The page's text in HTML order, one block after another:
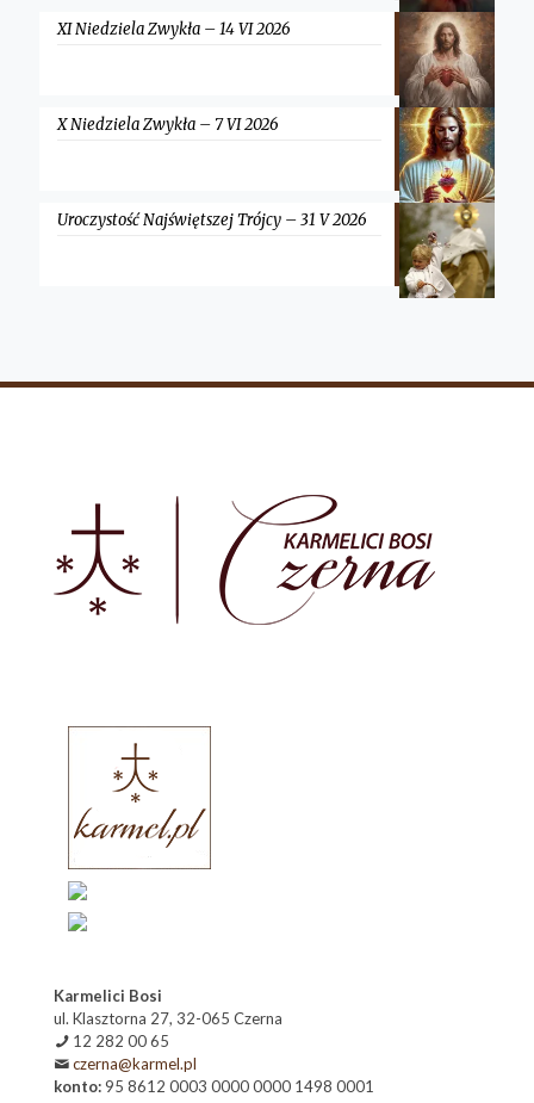
XI Niedziela Zwykła – 14 VI 2026
X Niedziela Zwykła – 7 VI 2026
Uroczystość Najświętszej Trójcy – 31 V 2026
Karmelici Bosi
ul. Klasztorna 27, 32-065 Czerna
12 282 00 65
czerna@karmel.pl
konto: 95 8612 0003 0000 0000 1498 0001